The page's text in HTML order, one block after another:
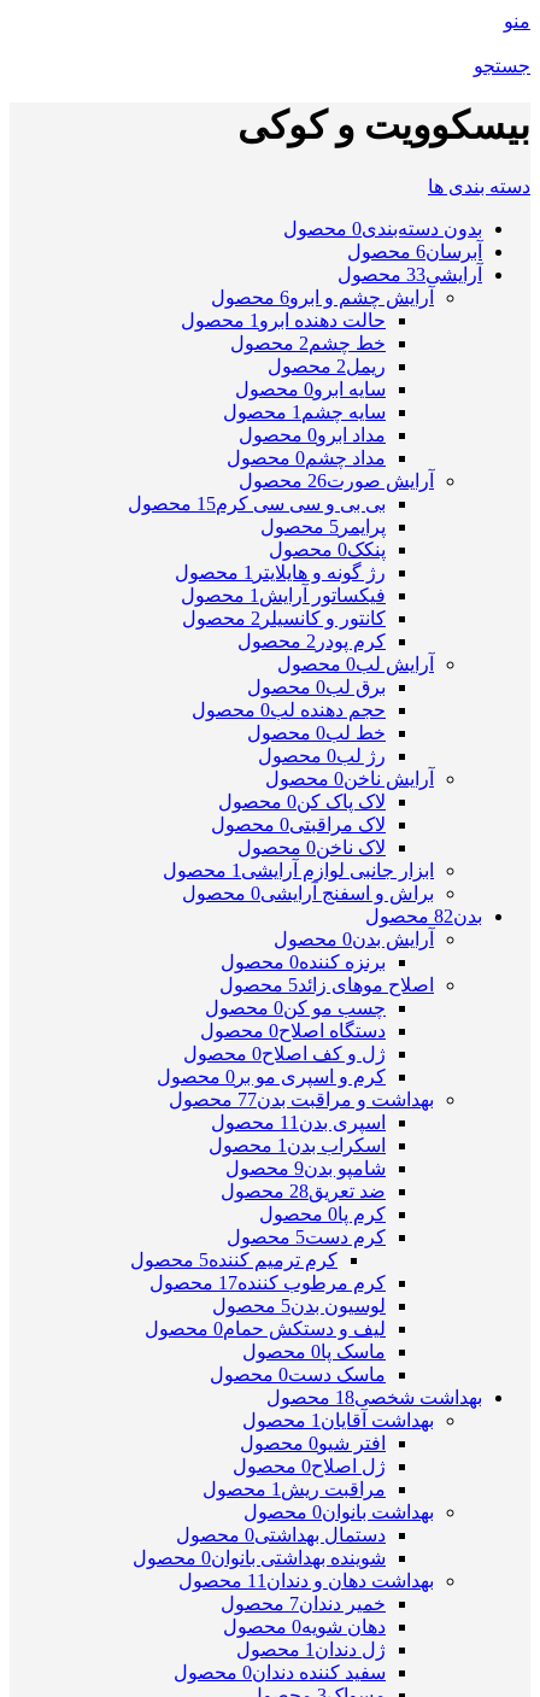
منو
جستجو
بیسکوویت و کوکی
دسته بندی ها
بدون دسته‌بندی0 محصول
آبرسان6 محصول
آرایشی33 محصول
آرایش چشم و ابرو6 محصول
حالت دهنده ابرو 1 محصول
خط چشم2 محصول
ریمل2 محصول
سایه ابرو0 محصول
سایه چشم 1 محصول
مداد ابرو0 محصول
مداد چشم0 محصول
آرایش صورت26 محصول
بی بی و سی سی کرم15 محصول
پرایمر 5 محصول
پنکک0 محصول
رژ گونه و هایلایتر 1 محصول
فیکساتور آرایش 1 محصول
کانتور و کانسیلر 2 محصول
کرم پودر 2 محصول
آرایش لب0 محصول
برق لب0 محصول
حجم دهنده لب0 محصول
خط لب0 محصول
رژ لب0 محصول
آرایش ناخن0 محصول
لاک پاک کن0 محصول
لاک مراقبتی0 محصول
لاک ناخن0 محصول
ابزار جانبی لوازم آرایشی 1 محصول
براش و اسفنج آرایشی0 محصول
بدن82 محصول
آرایش بدن0 محصول
برنزه کننده0 محصول
اصلاح موهای زائد5 محصول
چسب مو کن0 محصول
دستگاه اصلاح0 محصول
ژل و کف اصلاح0 محصول
کرم و اسپری مو بر 0 محصول
بهداشت و مراقبت بدن77 محصول
اسپری بدن 11 محصول
اسکراب بدن 1 محصول
شامپو بدن9 محصول
ضد تعریق28 محصول
کرم پا0 محصول
کرم دست5 محصول
کرم ترمیم کننده5 محصول
کرم مرطوب کننده17 محصول
لوسیون بدن5 محصول
لیف و دستکش حمام0 محصول
ماسک پا0 محصول
ماسک دست0 محصول
بهداشت شخصی18 محصول
بهداشت آقایان 1 محصول
افتر شیو0 محصول
ژل اصلاح0 محصول
مراقبت ریش 1 محصول
بهداشت بانوان0 محصول
دستمال بهداشتی0 محصول
شوینده بهداشتی بانوان0 محصول
بهداشت دهان و دندان 11 محصول
خمیر دندان7 محصول
دهان شویه0 محصول
ژل دندان 1 محصول
سفید کننده دندان0 محصول